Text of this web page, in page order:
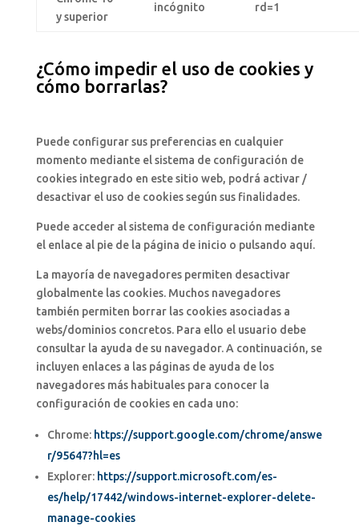
y superior
incógnito
rd=1
¿Cómo impedir el uso de cookies y
cómo borrarlas?
Puede configurar sus preferencias en cualquier
momento mediante el sistema de configuración de
cookies integrado en este sitio web, podrá activar /
desactivar el uso de cookies según sus finalidades.
Puede acceder al sistema de configuración mediante
el enlace al pie de la página de inicio o pulsando aquí.
La mayoría de navegadores permiten desactivar
globalmente las cookies. Muchos navegadores
también permiten borrar las cookies asociadas a
webs/dominios concretos. Para ello el usuario debe
consultar la ayuda de su navegador. A continuación, se
incluyen enlaces a las páginas de ayuda de los
navegadores más habituales para conocer la
configuración de cookies en cada uno:
Chrome: https://support.google.com/chrome/answe
r/95647?hl=es
Explorer: https://support.microsoft.com/es-
es/help/17442/windows-internet-explorer-delete-
manage-cookies